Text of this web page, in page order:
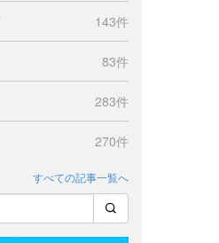
143件
83件
283件
270件
すべての記事一覧へ